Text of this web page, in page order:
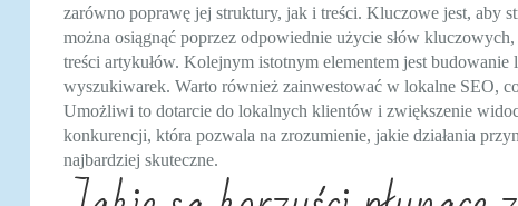
zarówno poprawę jej struktury, jak i treści. Kluczowe jest, aby
można osiągnąć poprzez odpowiednie użycie słów
treści artykułów. Kolejnym istotnym elementem jest
wyszukiwarek. Warto również zainwestować w lokalne SEO,
Umożliwi to dotarcie do lokalnych klientów i zwiększenie
konkurencji, która pozwala na zrozumienie, jakie działania
najbardziej skuteczne.